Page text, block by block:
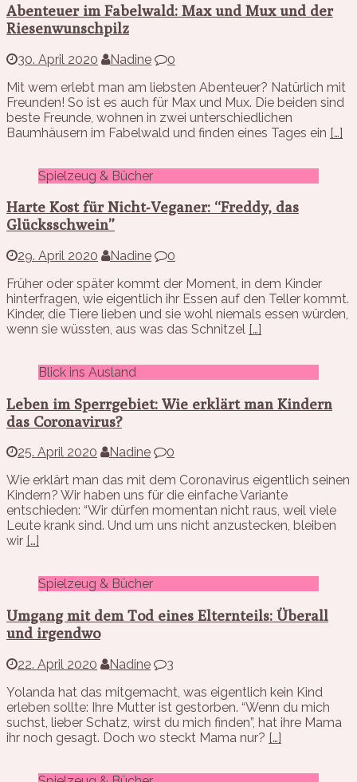
Abenteuer im Fabelwald: Max und Mux und der
Riesenwunschpilz
30. April 2020 Nadine
0
Mit wem erlebt man am liebsten Abenteuer? Natürlich mit
Freunden! So ist es auch für Max und Mux. Die beiden sind
beste Freunde, wohnen in zwei unterschiedlichen
Baumhäusern im Fabelwald und finden eines Tages ein […]
Spielzeug & Bücher
Harte Kost für Nicht-Veganer: “Freddy, das
Glücksschwein”
29. April 2020 Nadine
0
Früher oder später kommt der Moment, in dem Kinder
hinterfragen, wie eigentlich ihr Essen auf den Teller kommt.
Kinder, die Tiere lieben und sie wohl niemals essen würden,
wenn sie wüssten, aus was das Schnitzel […]
Blick ins Ausland
Leben im Sperrgebiet: Wie erklärt man Kindern
das Coronavirus?
25. April 2020 Nadine
0
Wie erklärt man das mit dem Coronavirus eigentlich seinen
Kindern? Wir haben uns für die einfache Variante
entschieden: “Wir dürfen momentan nicht raus, weil viele
Leute krank sind. Und um uns nicht anzustecken, bleiben
wir […]
Spielzeug & Bücher
Umgang mit dem Tod eines Elternteils: Überall
und irgendwo
22. April 2020 Nadine
3
Yolanda hat das mitgemacht, was eigentlich kein Kind
erleben sollte: Ihre Mutter ist gestorben. “Wenn du mich
suchst, lieber Schatz, wirst du mich finden”, hat ihre Mama
ihr noch gesagt. Doch wo steckt Mama nur? […]